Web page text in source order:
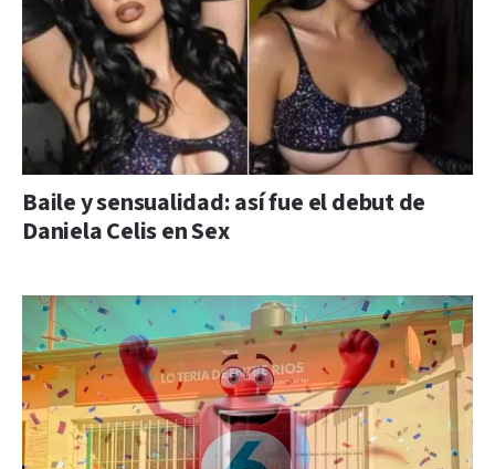
Baile y sensualidad: así fue el debut de
Daniela Celis en Sex